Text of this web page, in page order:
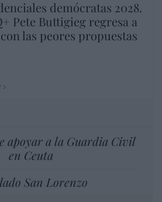
demócratas 2028.
Pete Buttigieg regresa a
las peores propuestas
apoyar a la Guardia Civil
en Ceuta
San Lorenzo